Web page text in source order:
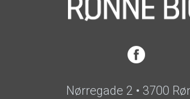
Nørregade 2 • 3700